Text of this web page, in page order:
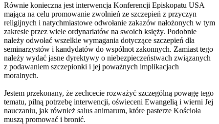
Równie konieczna jest interwencja Konferencji Episkopatu USA
mająca na celu promowanie zwolnień ze szczepień z przyczyn
religijnych i natychmiastowe odwołanie zakazów nałożonych w tym
zakresie przez wiele ordynariatów na swoich księży. Podobnie
należy odwołać wszelkie wymagania dotyczące szczepień dla
seminarzystów i kandydatów do wspólnot zakonnych. Zamiast tego
należy wydać jasne dyrektywy o niebezpieczeństwach związanych
z podawaniem szczepionki i jej poważnych implikacjach
moralnych.
Jestem przekonany, że zechcecie rozważyć szczególną powagę tego
tematu, pilną potrzebę interwencji, oświeceni Ewangelią i wierni Jej
nauczaniu, jak również salus animarum, które pasterze Kościoła
muszą promować i bronić.